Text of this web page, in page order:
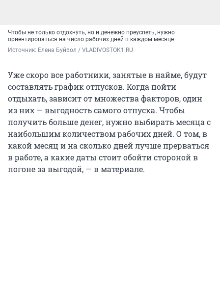
Чтобы не только отдохнуть, но и денежно преуспеть, нужно
ориентироваться на число рабочих дней в каждом месяце
Источник: Елена Буйвол / VLADIVOSTOK1.RU
Уже скоро все работники, занятые в найме, будут
составлять график отпусков. Когда пойти
отдыхать, зависит от множества факторов, один
из них — выгодность самого отпуска. Чтобы
получить больше денег, нужно выбирать месяца с
наибольшим количеством рабочих дней. О том, в
какой месяц и на сколько дней лучше прерваться
в работе, а какие даты стоит обойти стороной в
погоне за выгодой, — в материале.